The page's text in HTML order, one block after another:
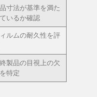
寸法が基準を満た
いるか確認
ルムの耐久性を評
製品の目視上の欠
特定